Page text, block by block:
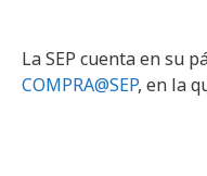
La SEP cuenta en su
COMPRA@SEP, en la